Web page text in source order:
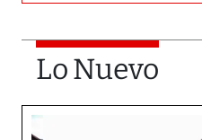
Lo Nuevo